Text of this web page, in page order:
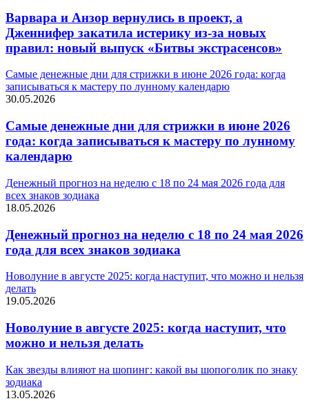
Варвара и Анзор вернулись в проект, а
Дженнифер закатила истерику из-за новых
правил: новый выпуск «Битвы экстрасенсов»
Самые денежные дни для стрижки в июне 2026 года: когда
записываться к мастеру по лунному календарю
30.05.2026
Самые денежные дни для стрижки в июне 2026
года: когда записываться к мастеру по лунному
календарю
Денежный прогноз на неделю с 18 по 24 мая 2026 года для
всех знаков зодиака
18.05.2026
Денежный прогноз на неделю с 18 по 24 мая 2026
года для всех знаков зодиака
Новолуние в августе 2025: когда наступит, что можно и нельзя
делать
19.05.2026
Новолуние в августе 2025: когда наступит, что
можно и нельзя делать
Как звезды влияют на шопинг: какой вы шопоголик по знаку
зодиака
13.05.2026